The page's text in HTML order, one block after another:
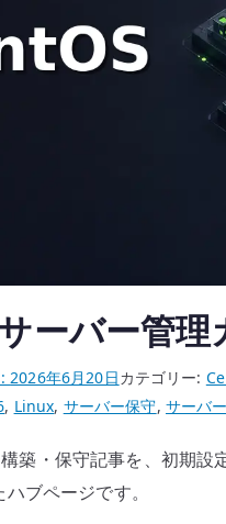
ーバー管理
:2026年6月20日カテゴリー:
, Linux, サーバー保守, サーバ
築・保守記事を、初期
ブページです。